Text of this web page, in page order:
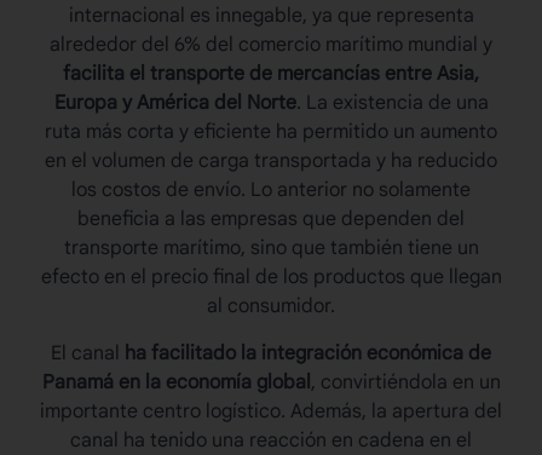
internacional es innegable, ya que representa
alrededor del 6% del comercio marítimo mundial y
facilita el transporte de mercancías entre Asia,
Europa y América del Norte. La existencia de una
ruta más corta y eficiente ha permitido un aumento
en el volumen de carga transportada y ha reducido
los costos de envío. Lo anterior no solamente
beneficia a las empresas que dependen del
transporte marítimo, sino que también tiene un
efecto en el precio final de los productos que llegan
al consumidor.
El canal ha facilitado la integración económica de
Panamá en la economía global , convirtiéndola en un
importante centro logístico. Además, la apertura del
canal ha tenido una reacción en cadena en el